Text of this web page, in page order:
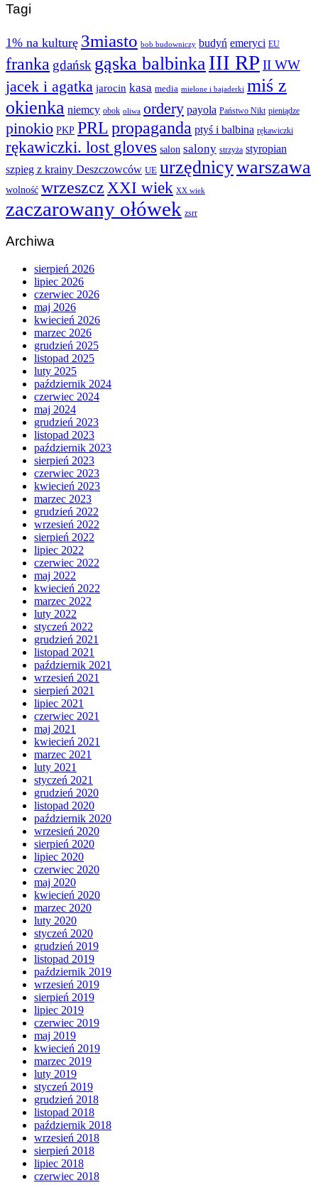
Tagi
1% na kulturę 3miasto bob budowniczy budyń emeryci EU
franka gdańsk gąska balbinka III RP II WW
jacek i agatka jarocin kasa media mielone i bajaderki miś z
okienka niemcy obok oliwa ordery payola Państwo Nikt pieniądze
pinokio PKP PRLpropaganda ptyś i balbina rękawiczki
rękawiczki. lost gloves salon salony strzyża styropian
szpieg z krainy Deszczowców UE urzędnicywarszawa
wolność wrzeszcz XXI wiek XX wiek
zaczarowany ołówek zsrr
Archiwa
sierpień 2026
lipiec 2026
czerwiec 2026
maj 2026
kwiecień 2026
marzec 2026
grudzień 2025
listopad 2025
luty 2025
październik 2024
czerwiec 2024
maj 2024
grudzień 2023
listopad 2023
październik 2023
sierpień 2023
czerwiec 2023
kwiecień 2023
marzec 2023
grudzień 2022
wrzesień 2022
sierpień 2022
lipiec 2022
czerwiec 2022
maj 2022
kwiecień 2022
marzec 2022
luty 2022
styczeń 2022
grudzień 2021
listopad 2021
październik 2021
wrzesień 2021
sierpień 2021
lipiec 2021
czerwiec 2021
maj 2021
kwiecień 2021
marzec 2021
luty 2021
styczeń 2021
grudzień 2020
listopad 2020
październik 2020
wrzesień 2020
sierpień 2020
lipiec 2020
czerwiec 2020
maj 2020
kwiecień 2020
marzec 2020
luty 2020
styczeń 2020
grudzień 2019
listopad 2019
październik 2019
wrzesień 2019
sierpień 2019
lipiec 2019
czerwiec 2019
maj 2019
kwiecień 2019
marzec 2019
luty 2019
styczeń 2019
grudzień 2018
listopad 2018
październik 2018
wrzesień 2018
sierpień 2018
lipiec 2018
czerwiec 2018